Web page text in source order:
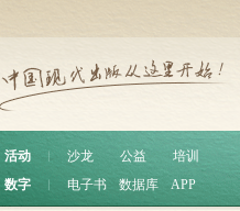
活动 沙龙 公益
培训
数字
电子书 数据库 APP